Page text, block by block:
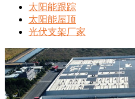
太阳能跟踪
太阳能屋顶
光伏支架厂家